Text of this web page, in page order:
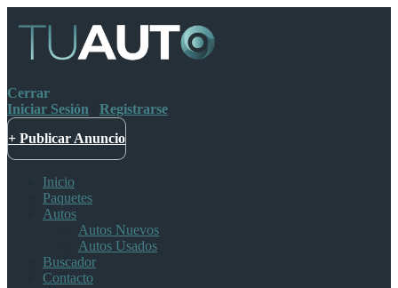
Cerrar
Iniciar Sesión
Registrarse
+ Publicar Anuncio
Inicio
Paquetes
Autos
Autos Nuevos
Autos Usados
Buscador
Contacto